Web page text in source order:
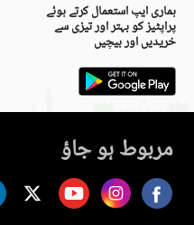
ہماری ایپ استعمال کرتے ہوئے
پراپٹیز کو بہتر اور تیزی سے
خریدیں اور بیچیں
مربوط ہو جاؤ